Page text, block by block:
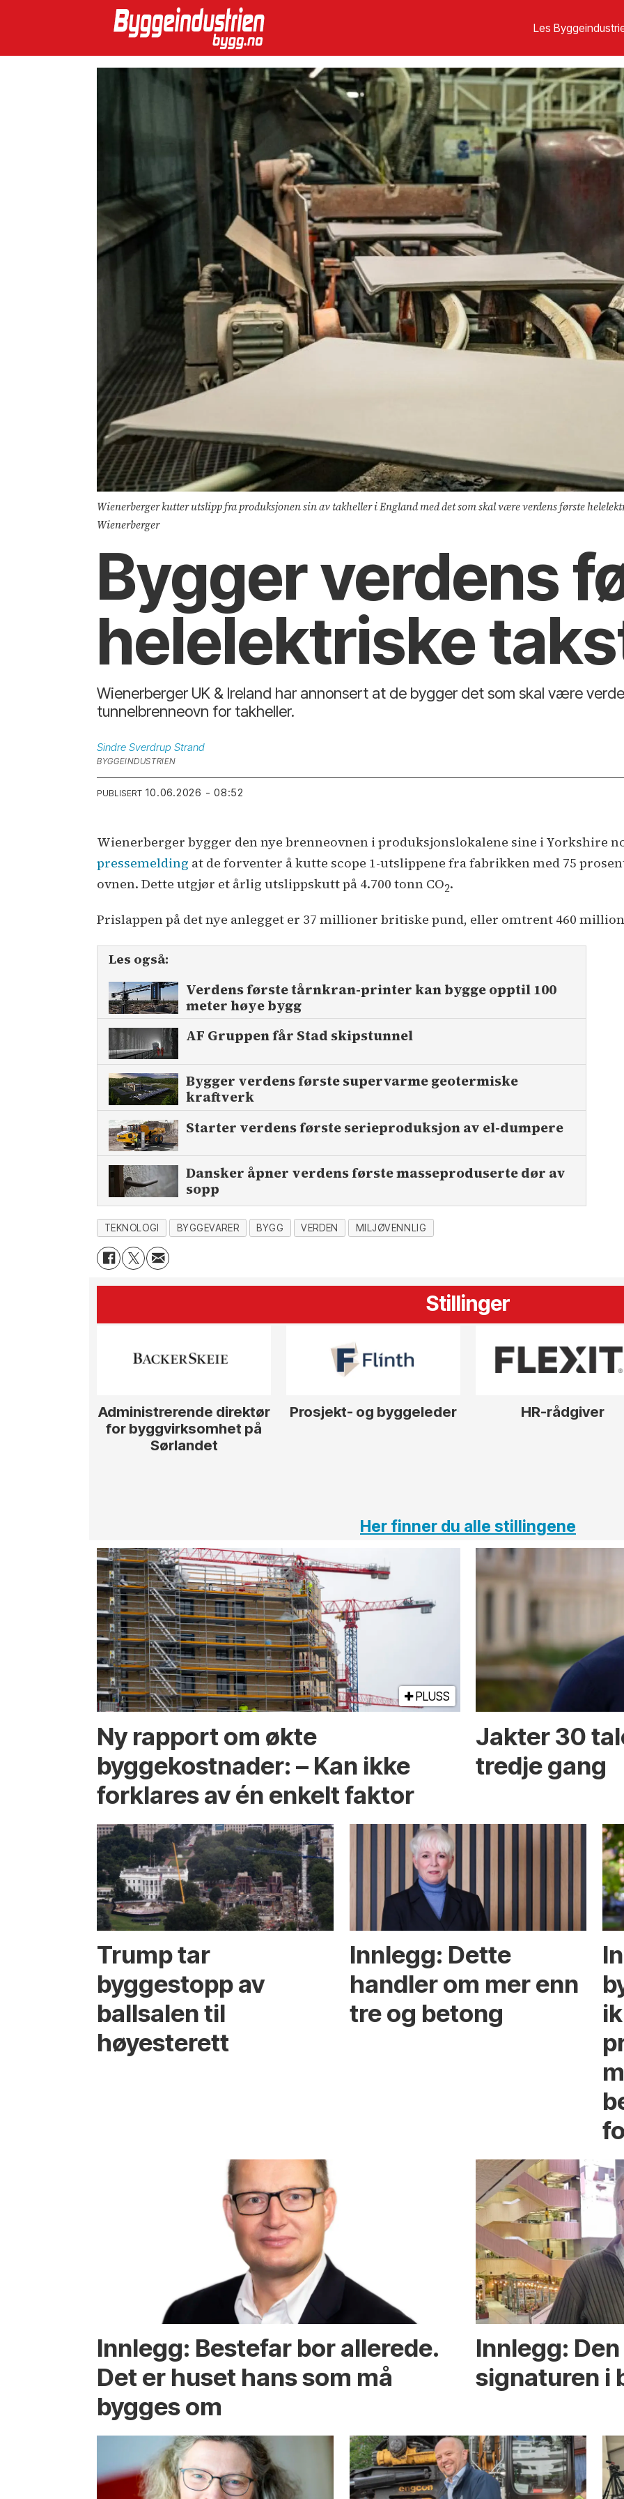
Les
Wienerberger kutter utslipp fra produksjonen sin av takheller i England med det som skal være verdens første
Wienerberger
Bygger verdens
hel­elektriske
Wienerberger UK & Ireland har annonsert at de bygger det som skal være
tunnelbrenneovn for takheller.
Sindre Sverdrup Strand
BYGGEINDUSTRIEN
PUBLISERT 10.06.2026 - 08:52
Wienerberger bygger den nye brenneovnen i produksjonslokalene sine i Yorkshire
pressemelding at de forventer å kutte scope 1-utslippene fra fabrikken med 75
ovnen. Dette utgjør et årlig utslippskutt på 4.700 tonn CO2.
Prislappen på det nye anlegget er 37 millioner britiske pund, eller omtrent 460
Les også:
Verdens første tårnkran-printer kan bygge opptil 100
meter høye bygg
AF Gruppen får Stad skipstunnel
Bygger verdens første super­varme geo­termiske
kraftverk
Starter verdens første serie­produksjon av el-dumpere
Dansker åpner verdens første masse­produserte dør av
sopp
TEKNOLOGI BYGGEVARER BYGG VERDEN MILJØVENNLIG
Stillinger
Administrerende direktør
for byggvirksomhet på
Sørlandet
Prosjekt- og byggeleder HR-rådgiver
Her finner du alle stillingene
PLUSS
Ny rapport om økte
byggekostnader: – Kan ikke
forklares av én enkelt faktor
Jakter 30
tredje gang
Trump tar
byggestopp av
ballsalen til
høyesterett
Innlegg: Dette
handler om mer enn
tre og betong
Innlegg: Bestefar bor allerede.
Det er huset hans som må
bygges om
Innlegg:
signaturen i